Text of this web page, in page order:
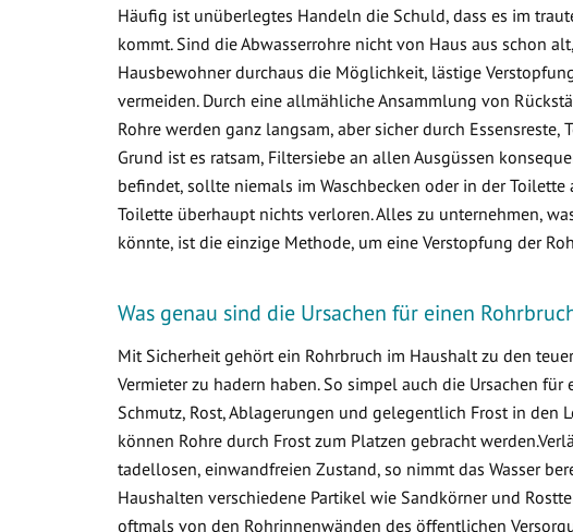
Häufig ist unüberlegtes Handeln die Schuld, dass es im
kommt. Sind die Abwasserrohre nicht von Haus aus schon
Hausbewohner durchaus die Möglichkeit, lästige
vermeiden. Durch eine allmähliche Ansammlung von
Rohre werden ganz langsam, aber sicher durch
Grund ist es ratsam, Filtersiebe an allen Ausgüssen
befindet, sollte niemals im Waschbecken oder in der
Toilette überhaupt nichts verloren. Alles zu unternehmen,
könnte, ist die einzige Methode, um eine Verstopfung der
Was genau sind die Ursachen für einen
Mit Sicherheit gehört ein Rohrbruch im Haushalt zu den
Vermieter zu hadern haben. So simpel auch die Ursachen
Schmutz, Rost, Ablagerungen und gelegentlich Frost in den
können Rohre durch Frost zum Platzen gebracht
tadellosen, einwandfreien Zustand, so nimmt das Wasser
Haushalten verschiedene Partikel wie Sandkörner und
oftmals von den Rohrinnenwänden des öffentlichen